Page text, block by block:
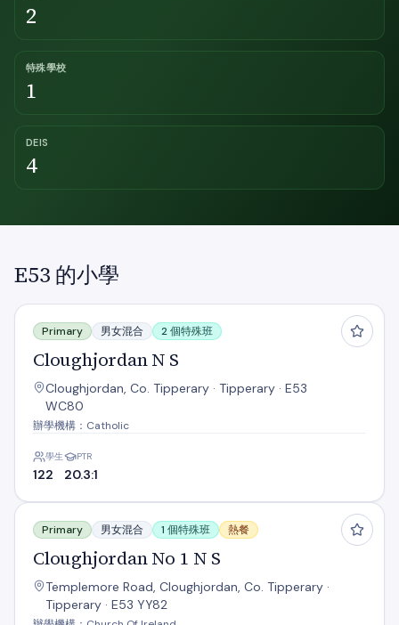
2
特殊學校
1
DEIS
4
E53 的小學
Cloughjordan N S
Primary 男女混合 2 個特殊班
Cloughjordan N S
Cloughjordan, Co. Tipperary · Tipperary · E53
WC80
辦學機構：Catholic
學生
122
PTR
20.3:1
Cloughjordan No 1 N S
Primary 男女混合 1 個特殊班 熱餐
Cloughjordan No 1 N S
Templemore Road, Cloughjordan, Co. Tipperary ·
Tipperary · E53 YY82